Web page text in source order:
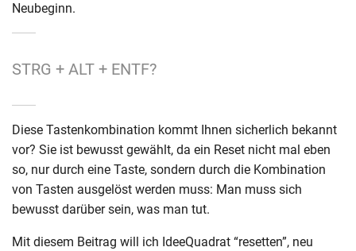
Neubeginn.
STRG + ALT + ENTF?
Diese Tastenkombination kommt Ihnen sicherlich bekannt
vor? Sie ist bewusst gewählt, da ein Reset nicht mal eben
so, nur durch eine Taste, sondern durch die Kombination
von Tasten ausgelöst werden muss: Man muss sich
bewusst darüber sein, was man tut.
Mit diesem Beitrag will ich IdeeQuadrat “resetten”, neu